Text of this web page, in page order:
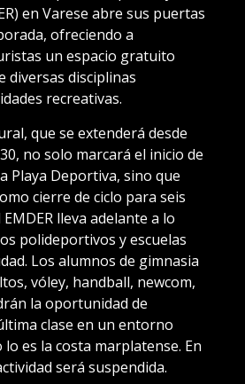
en Varese abre sus puertas
ofreciendo a
un espacio gratuito
diversas disciplinas
recreativas.
que se extenderá desde
no solo marcará el inicio de
Playa Deportiva, sino que
cierre de ciclo para seis
lleva adelante a lo
polideportivos y escuelas
Los alumnos de gimnasia
vóley, handball, newcom,
la oportunidad de
clase en un entorno
es la costa marplatense. En
será suspendida.